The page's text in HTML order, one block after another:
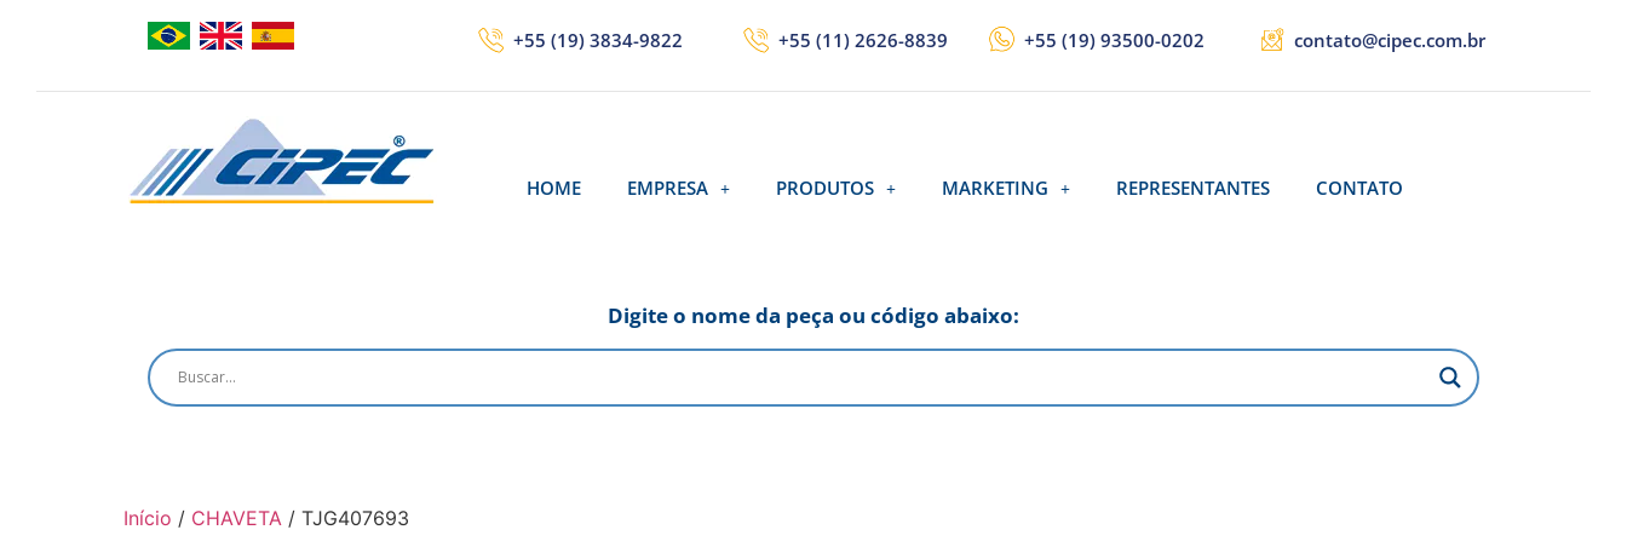
+55 (19) 3834-9822 +55 (11) 2626-8839 +55 (19) 93500-0202 contato@cipec.com.br
HOME EMPRESA PRODUTOS MARKETING REPRESENTANTES CONTATO
Digite o nome da peça ou código abaixo:
Início / CHAVETA / TJG407693